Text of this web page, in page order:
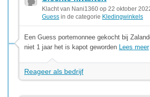
Klacht van Nani1360 op 22 oktober
Guess in de categorie Kledingwinkels
Een Guess portemonnee gekocht bij
niet 1 jaar het is kapot geworden Lees meer
Reageer als bedrijf